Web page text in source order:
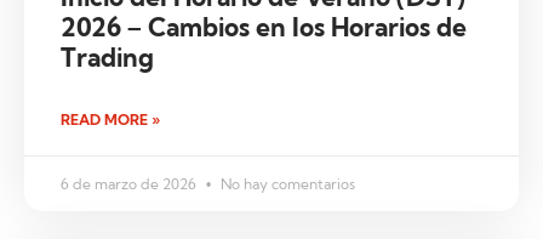
2026 – Cambios en los Horarios de
Trading
READ MORE »
6 de marzo de 2026 No hay comentarios